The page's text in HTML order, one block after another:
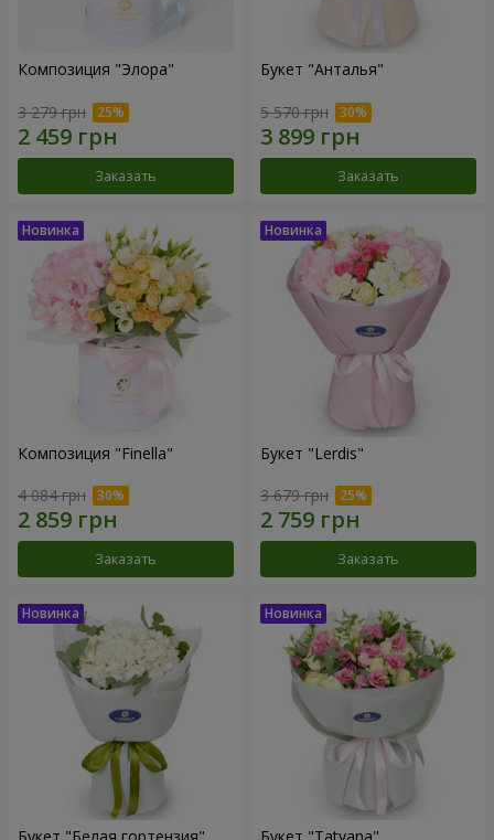
Композиция "Элора"
3 279 грн
Заказать
Букет "Анталья"
5 570 грн
Заказать
Композиция "Finella"
4 084 грн
Заказать
Букет "Lerdis"
3 679 грн
Заказать